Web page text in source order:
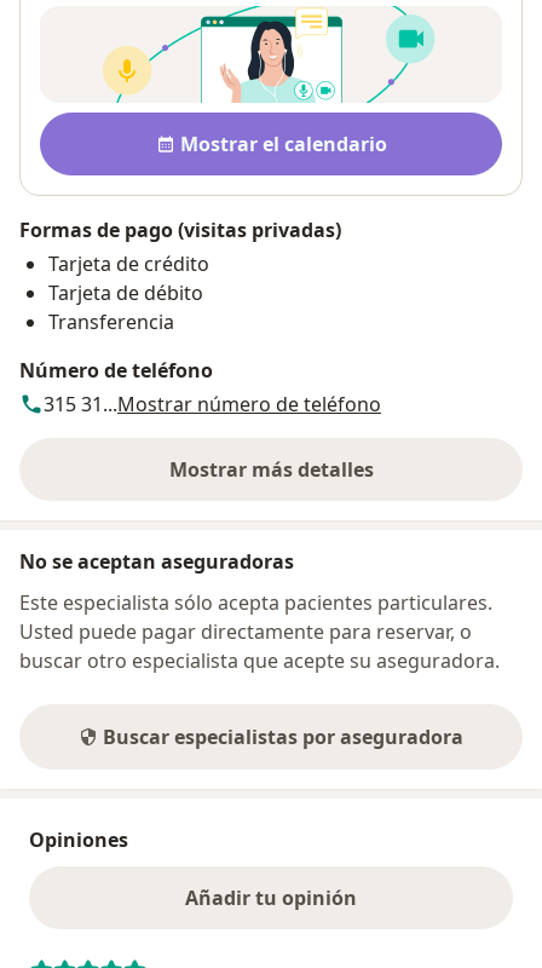
Disponibilidad
Mostrar el calendario
Formas de pago (visitas privadas)
Tarjeta de crédito
Tarjeta de débito
Transferencia
Número de teléfono
315 31...Mostrar número de teléfono
Mostrar más detalles
sobre la dirección
No se aceptan aseguradoras
Este especialista sólo acepta pacientes particulares.
Usted puede pagar directamente para reservar, o
buscar otro especialista que acepte su aseguradora.
Buscar especialistas por aseguradora
Opiniones
Añadir tu opinión